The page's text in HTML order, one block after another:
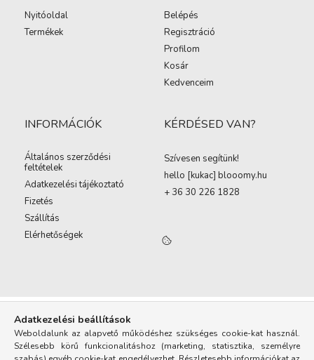
Nyitóoldal
Termékek
Belépés
Regisztráció
Profilom
Kosár
Kedvenceim
INFORMÁCIÓK
Általános szerződési
feltételek
Adatkezelési tájékoztató
Fizetés
Szállítás
Elérhetőségek
KÉRDÉSED VAN?
Szívesen segítünk!
hello [kukac] blooomy.hu
+ 36 30 226 1828
Adatkezelési beállítások
Weboldalunk az alapvető működéshez szükséges cookie-kat használ.
Szélesebb körű funkcionalitáshoz (marketing, statisztika, személyre